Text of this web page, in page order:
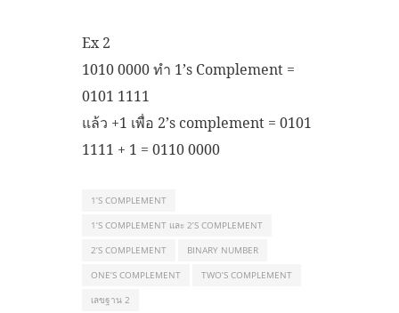
Ex 2
1010 0000 ทำ 1’s Complement =
0101 1111
แล้ว +1 เพื่อ 2’s complement = 0101
1111 + 1 = 0110 0000
1’S COMPLEMENT
1’S COMPLEMENT และ 2’S COMPLEMENT
2’S COMPLEMENT
BINARY NUMBER
ONE’S COMPLEMENT
TWO’S COMPLEMENT
เลขฐาน 2